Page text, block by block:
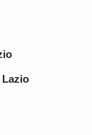
Lazio